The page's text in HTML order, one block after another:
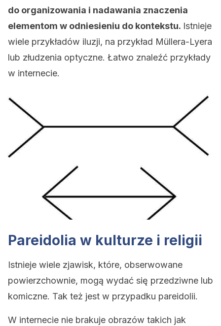
do organizowania i nadawania znaczenia
elementom w odniesieniu do kontekstu. Istnieje
wiele przykładów iluzji, na przykład Müllera-Lyera
lub złudzenia optyczne. Łatwo znaleźć przykłady
w internecie.
Pareidolia w kulturze i religii
Istnieje wiele zjawisk, które, obserwowane
powierzchownie, mogą wydać się przedziwne lub
komiczne. Tak też jest w przypadku pareidolii.
W internecie nie brakuje obrazów takich jak